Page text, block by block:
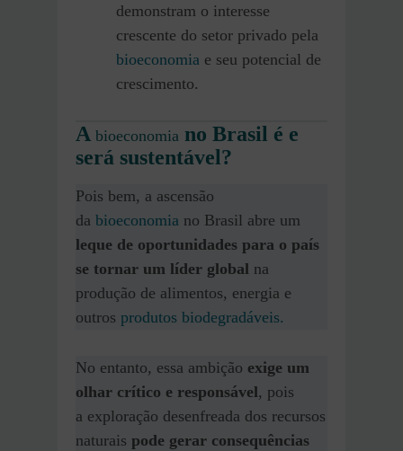
demonstram o interesse
crescente do setor privado pela
bioeconomia e seu potencial de
crescimento.
A bioeconomia no Brasil é e
será sustentável?
Pois bem, a ascensão
da bioeconomia no Brasil abre um
leque de oportunidades para o país
se tornar um líder global na
produção de alimentos, energia e
outros produtos biodegradáveis.
No entanto, essa ambição exige um
olhar crítico e responsável, pois
a exploração desenfreada dos recursos
naturais pode gerar consequências